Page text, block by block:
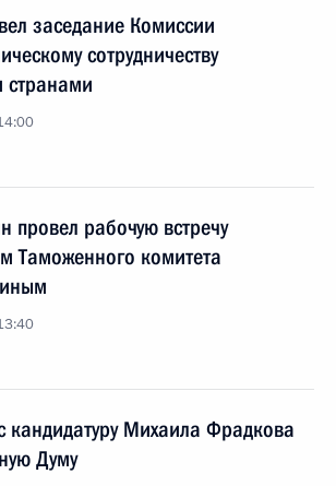
заседание Комиссии
сотрудничеству
странами
провел рабочую встречу
Таможенного комитета
кандидатуру Михаила Фрадкова
Думу